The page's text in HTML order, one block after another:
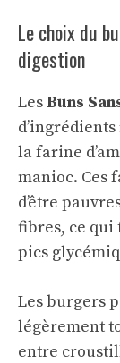
Le choix du
digestion
LesBuns
la farine
manioc. Ces
d’être
fibres, ce
pics
Les burgers
légèrement
entre